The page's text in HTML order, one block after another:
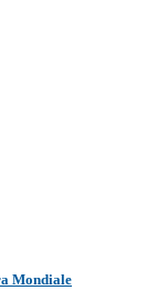
Mondiale